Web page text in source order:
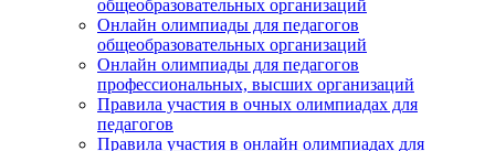
общеобразовательных организаций
Онлайн олимпиады для педагогов
общеобразовательных организаций
Онлайн олимпиады для педагогов
профессиональных, высших организаций
Правила участия в очных олимпиадах для
педагогов
Правила участия в онлайн олимпиадах для